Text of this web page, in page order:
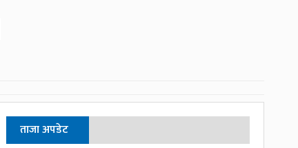
ताजा अपडेट